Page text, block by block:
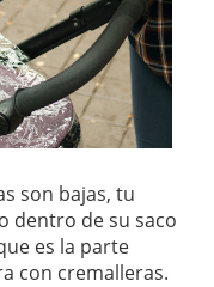
son bajas, tu
dentro de su saco
es la parte
con cremalleras.